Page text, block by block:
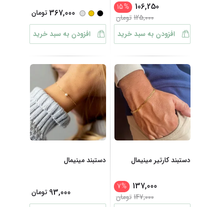
106,250
%
15
125,000تومان
افزودن به سبد خرید
367,000تومان
افزودن به سبد خرید
دستبند کارتیر مینیمال
137,000
%
7
147,000تومان
دستبند مینیمال
93,000 تومان